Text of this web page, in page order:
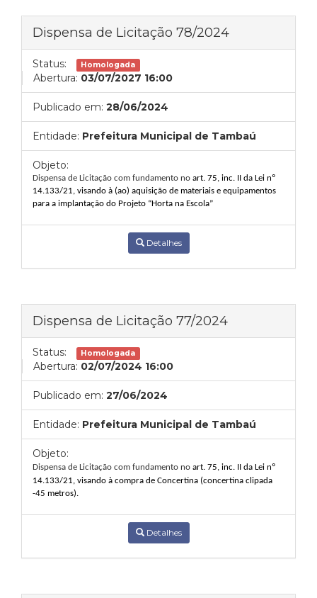
Dispensa de Licitação 78/2024
Status: Homologada
Abertura: 03/07/2027 16:00
Publicado em: 28/06/2024
Entidade: Prefeitura Municipal de Tambaú
Objeto:
Dispensa de Licitação com fundamento no art. 75, inc. II da Lei nº
14.133/21, visando à (ao) aquisição de materiais e equipamentos
para a implantação do Projeto “Horta na Escola”
Detalhes
Dispensa de Licitação 77/2024
Status: Homologada
Abertura: 02/07/2024 16:00
Publicado em: 27/06/2024
Entidade: Prefeitura Municipal de Tambaú
Objeto:
Dispensa de Licitação com fundamento no art. 75, inc. II da Lei nº
14.133/21, visando à compra de Concertina (concertina clipada
-45 metros).
Detalhes